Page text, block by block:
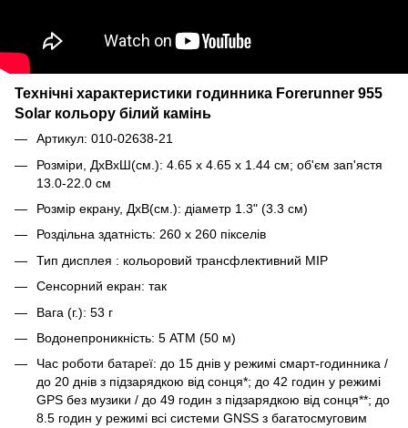
Технічні характеристики годинника Forerunner 955
Solar кольору білий камінь
Артикул: 010-02638-21
Розміри, ДxВxШ(см.): 4.65 x 4.65 x 1.44 см; об'єм зап'ястя
13.0-22.0 см
Розмір екрану, ДxВ(см.): діаметр 1.3" (3.3 см)
Роздільна здатність: 260 x 260 пікселів
Тип дисплея : кольоровий трансфлективний MIP
Сенсорний екран: так
Вага (г.): 53 г
Водонепроникність: 5 ATM (50 м)
Час роботи батареї: до 15 днів у режимі смарт-годинника /
до 20 днів з підзарядкою від сонця*; до 42 годин у режимі
GPS без музики / до 49 годин з підзарядкою від сонця**; до
8.5 годин у режимі всі системи GNSS з багатосмуговим